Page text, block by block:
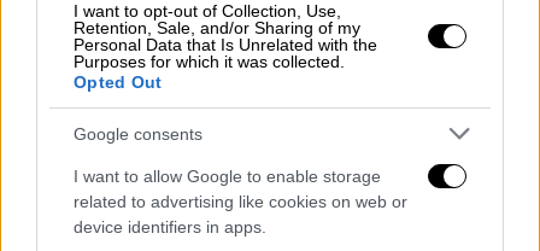
I want to opt-out of Collection, Use,
Retention, Sale, and/or Sharing of my
Personal Data that Is Unrelated with the
Purposes for which it was collected.
Opted Out
Google consents
I want to allow Google to enable storage
related to advertising like cookies on web or
device identifiers in apps.
το βράδυ της πρώτης προβολής του πρώτου
επεισοδίου, ολόκληρη η νέα σεζόν είναι
διαθέσιμη στο Netflix για όσους επιθυμούν να
επεισόδια δεν ήταν το αποτέλεσμα που
περιμέναμε από τον Χριστόφορο